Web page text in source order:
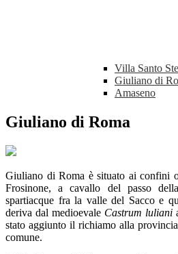
Villa Santo
Giuliano di
Amaseno
Giuliano di Roma
Giuliano di Roma è situato ai confini
Frosinone, a cavallo del passo
spartiacque fra la valle del Sacco e
deriva dal medioevale Castrum luliani
stato aggiunto il richiamo alla
comune.